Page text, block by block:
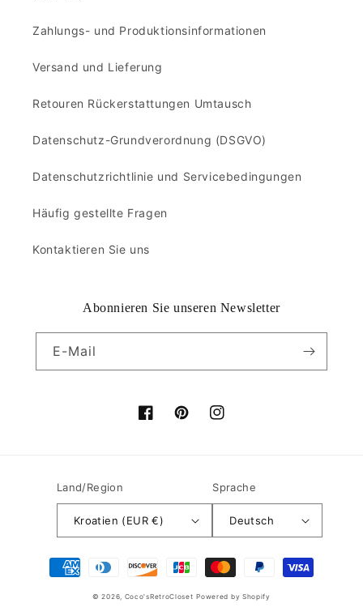
Zahlungs- und Produktionsinformationen
Versand und Lieferung
Retouren Rückerstattungen Umtausch
Datenschutz-Grundverordnung (DSGVO)
Datenschutzrichtlinie und Servicebedingungen
Häufig gestellte Fragen
Kontaktieren Sie uns
Abonnieren Sie unseren Newsletter
E-Mail
FacebookPinterestInstagram
Land/Region
Kroatien (EUR €)
Sprache
Deutsch
Zahlungsmethoden
© 2026, Coco'sRetroCloset Powered by Shopify